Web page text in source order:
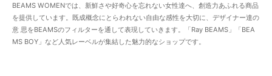
BEAMS WOMENでは、新鮮さや好奇心を忘れない女性達へ、創造力あふれる商品
を提供しています。既成概念にとらわれない自由な感性を大切に、デザイナー達の
意 思をBEAMSのフィルターを通して表現していきます。「Ray BEAMS」「BEA
MS BOY」など人気レーベルが集結した魅力的なショップです。